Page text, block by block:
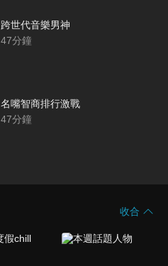
跨世代音樂男神
47分鐘
名嘴智商排行激戰
47分鐘
收合